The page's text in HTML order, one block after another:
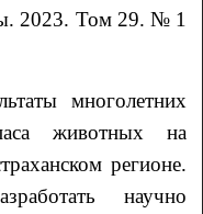
2023. Том 29. № 1
многолетних
животных на
регионе.
научно